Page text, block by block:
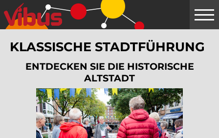
Springe
zum
Hauptinhalt
KLASSISCHE STADTFÜHRUNG
ENTDECKEN SIE DIE HISTORISCHE
ALTSTADT